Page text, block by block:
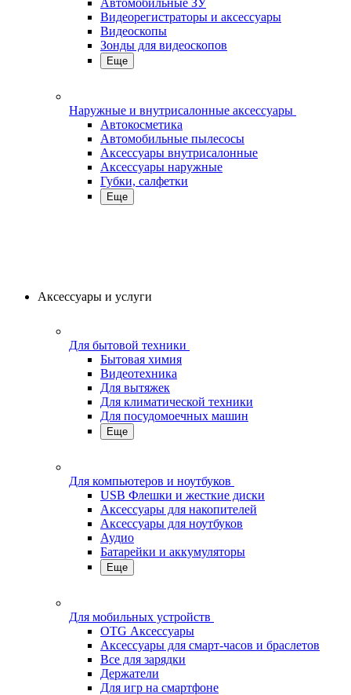
Автомобильные ЗУ
Видеорегистраторы и аксессуары
Видеоскопы
Зонды для видеоскопов
Еще
Наружные и внутрисалонные аксессуары
Автокосметика
Автомобильные пылесосы
Аксесcуары внутрисалонные
Аксессуары наружные
Губки, салфетки
Еще
Аксессуары и услуги
Для бытовой техники
Бытовая химия
Видеотехника
Для вытяжек
Для климатической техники
Для посудомоечных машин
Еще
Для компьютеров и ноутбуков
USB Флешки и жесткие диски
Аксессуары для накопителей
Аксессуары для ноутбуков
Аудио
Батарейки и аккумуляторы
Еще
Для мобильных устройств
OTG Аксессуары
Аксессуары для смарт-часов и браслетов
Все для зарядки
Держатели
Для игр на смартфоне